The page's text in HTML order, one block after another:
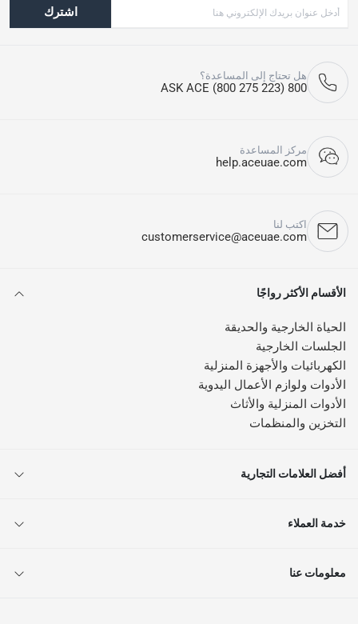
اشترك
هل تحتاج إلى المساعدة؟
800 ASK ACE (800 275 223)
مركز المساعدة
help.aceuae.com
اكتب لنا
customerservice@aceuae.com
الأقسام الأكثر رواجًا
الحياة الخارجية والحديقة
الجلسات الخارجية
الكهربائيات والأجهزة المنزلية
الأدوات ولوازم الأعمال اليدوية
الأدوات المنزلية والأثاث
التخزين والمنظمات
أفضل العلامات التجارية
خدمة العملاء
معلومات عنا